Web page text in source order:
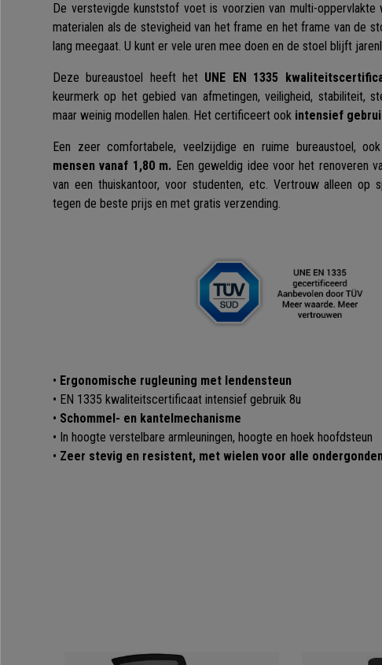
De verstevigde kunststof voet is voorzien van multi-oppervlakte
materialen als de stevigheid van het frame en het frame van de
lang meegaat. U kunt er vele uren mee doen en de stoel blijft
Deze bureaustoel heeft het UNE EN 1335
keurmerk op het gebied van afmetingen, veiligheid, stabiliteit,
maar weinig modellen halen. Het certificeert ook intensief
Een zeer comfortabele, veelzijdige en ruime bureaustoel, ook
mensen vanaf 1,80 m. Een geweldig idee voor het renoveren
van een thuiskantoor, voor studenten, etc. Vertrouw alleen op
tegen de beste prijs en met gratis verzending.
• Ergonomische rugleuning met lendensteun
• EN 1335 kwaliteitscertificaat intensief gebruik 8u
• Schommel- en kantelmechanisme
• In hoogte verstelbare armleuningen, hoogte en hoek hoofdsteun
• Zeer stevig en resistent, met wielen voor alle